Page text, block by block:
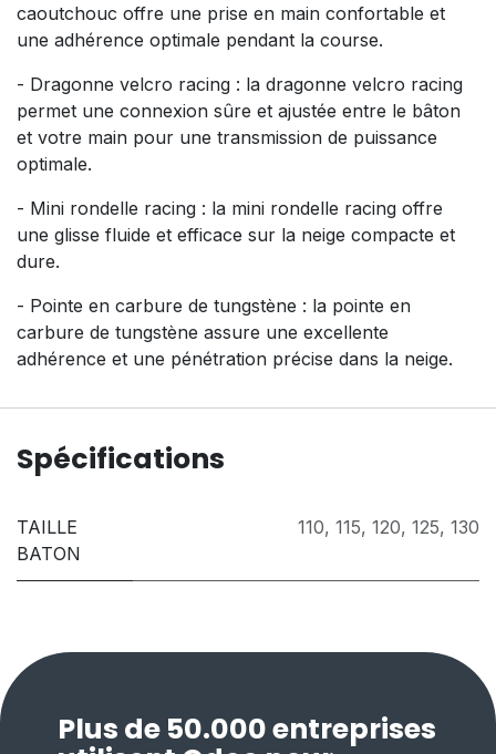
caoutchouc offre une prise en main confortable et
une adhérence optimale pendant la course.
- Dragonne velcro racing : la dragonne velcro racing
permet une connexion sûre et ajustée entre le bâton
et votre main pour une transmission de puissance
optimale.
- Mini rondelle racing : la mini rondelle racing offre
une glisse fluide et efficace sur la neige compacte et
dure.
- Pointe en carbure de tungstène : la pointe en
carbure de tungstène assure une excellente
adhérence et une pénétration précise dans la neige.
Spécifications
TAILLE
BATON
110, 115, 120, 125, 130
Plus de 50.000 entreprises